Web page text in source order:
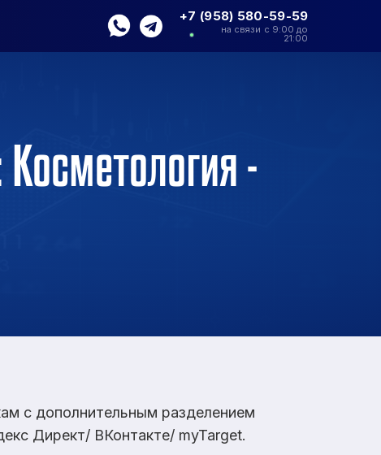
+7 (958) 580-59-59
на связи с 9:00 до
21:00
-
с дополнительным разделением
Директ/ ВКонтакте/ myTarget.